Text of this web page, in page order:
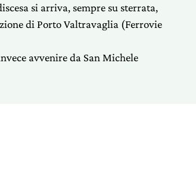
si arriva, sempre su sterrata,
di Porto Valtravaglia (Ferrovie
avvenire da San Michele